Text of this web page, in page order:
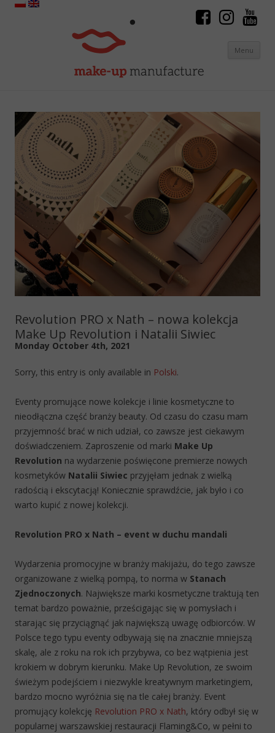
Menu
Revolution PRO x Nath – nowa kolekcja
Make Up Revolution i Natalii Siwiec
Monday October 4th, 2021
Sorry, this entry is only available in Polski.
Eventy promujące nowe kolekcje i linie kosmetyczne to
nieodłączna część branży beauty. Od czasu do czasu mam
przyjemność brać w nich udział, co zawsze jest ciekawym
doświadczeniem. Zaproszenie od marki Make Up
Revolution na wydarzenie poświęcone premierze nowych
kosmetyków Natalii Siwiec przyjęłam jednak z wielką
radością i ekscytacją! Koniecznie sprawdźcie, jak było i co
warto kupić z nowej kolekcji.
Revolution PRO x Nath – event w duchu mandali
Wydarzenia promocyjne w branży makijażu, do tego zawsze
organizowane z wielką pompą, to norma w Stanach
Zjednoczonych. Największe marki kosmetyczne traktują ten
temat bardzo poważnie, prześcigając się w pomysłach i
starając się przyciągnąć jak największą uwagę odbiorców. W
Polsce tego typu eventy odbywają się na znacznie mniejszą
skalę, ale z roku na rok ich przybywa, co bez wątpienia jest
krokiem w dobrym kierunku. Make Up Revolution, ze swoim
świeżym podejściem i niezwykle kreatywnym marketingiem,
bardzo mocno wyróżnia się na tle całej branży. Event
promujący kolekcję Revolution PRO x Nath, który odbył się w
popularnej warszawskiej restauracji Flaming&Co, w pełni to